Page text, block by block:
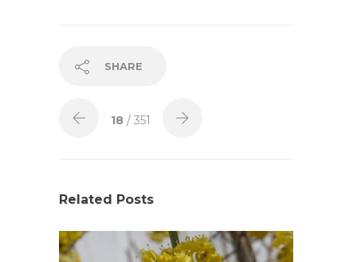
SHARE
18 / 351
Related Posts